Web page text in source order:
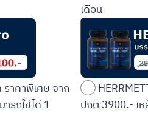
เดือน
ราคาพิเศษ จาก
รถใช้ได้ 1
ปกติ 3900.- เห